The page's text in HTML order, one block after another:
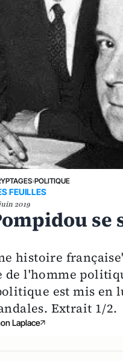
›POLITIQUE
FEUILLES
2019
histoire
de l'homme
est mis en
Extrait 1/2.
Laplace